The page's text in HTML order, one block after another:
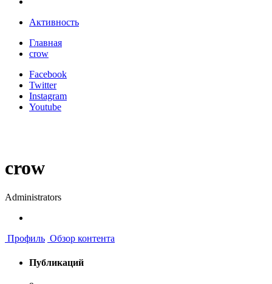
Активность
Главная
crow
Facebook
Twitter
Instagram
Youtube
crow
Administrators
Профиль Обзор контента
Публикаций